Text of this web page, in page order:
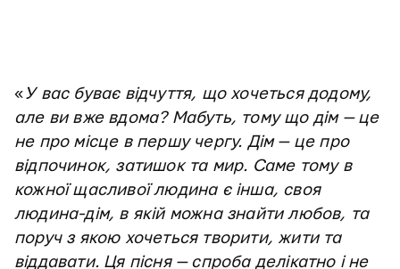
«У вас буває відчуття, що хочеться додому,
але ви вже вдома? Мабуть, тому що дім —це
не про місце в першу чергу. Дім — це про
відпочинок, затишок та мир. Саме тому в
кожної щасливої людина є інша, своя
людина-дім, в якій можна знайти любов, та
поруч з якою хочеться творити, жити та
віддавати. Ця пісня — спроба делікатно і не